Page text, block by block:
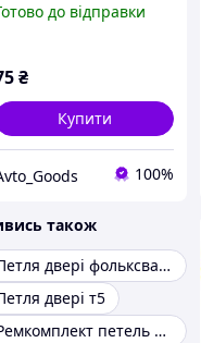
кадді 2)
до відправки
₴
Купити
100%
також
Петля двері фольксваген т5
двері т5
Ремкомплект петель дверей volkswagen t4